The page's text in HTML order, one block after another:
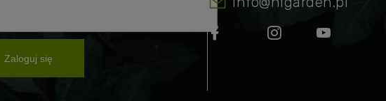
Zaloguj się